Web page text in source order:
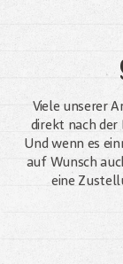
Viele unserer
direkt nach
Und wenn es
auf Wunsch
eine